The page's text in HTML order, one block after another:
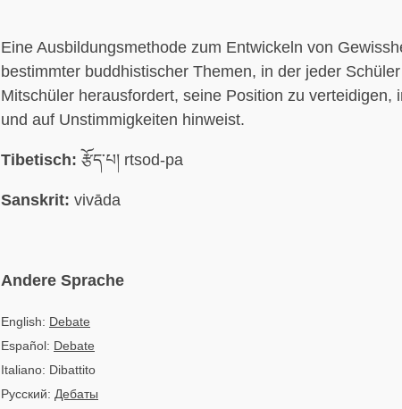
Eine Ausbildungsmethode zum Entwickeln von
bestimmter buddhistischer Themen, in der jeder
Mitschüler herausfordert, seine Position zu verteidigen,
und auf Unstimmigkeiten hinweist.
Tibetisch: རྩོད་པ། rtsod-pa
Sanskrit: vivāda
Andere Sprache
English: Debate
Español: Debate
Italiano: Dibattito
Русский: Дебаты